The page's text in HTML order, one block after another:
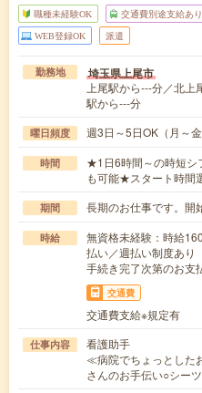
職種未経験OK 交通費別途支給あり
WEB登録OK 派遣
勤務地 埼玉県上尾市
上尾駅から---分／北
駅から---分
曜日頻度 週3日～5日OK（月
時間
★1日6時間～の時短シ
も可能★スタート時間
期間 長期のお仕事です。
時給
無資格未経験：時給
払い／週払い制度あり
手続き完了次第のお支
交通費
交通費支給※規定有
仕事内容
看護助手
≪病院でちょっとした
さんのお手伝い○シー